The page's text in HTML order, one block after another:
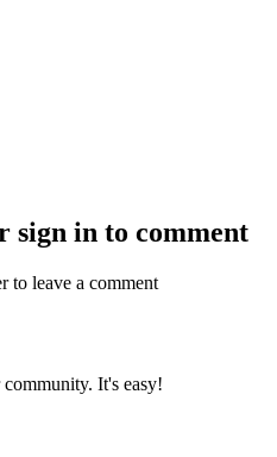
sign in to comment
to leave a comment
It's easy!